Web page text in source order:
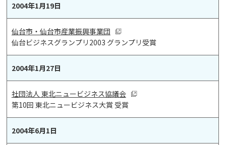
2004年1月19日
仙台市・仙台市産業振興事業団
仙台ビジネスグランプリ2003 グランプリ受賞
2004年1月27日
社団法人 東北ニュービジネス協議会
第10回 東北ニュービジネス大賞 受賞
2004年6月1日